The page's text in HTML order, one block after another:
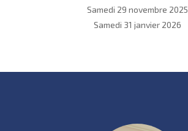
Samedi 29 novembre 2025
Samedi 31 janvier 2026